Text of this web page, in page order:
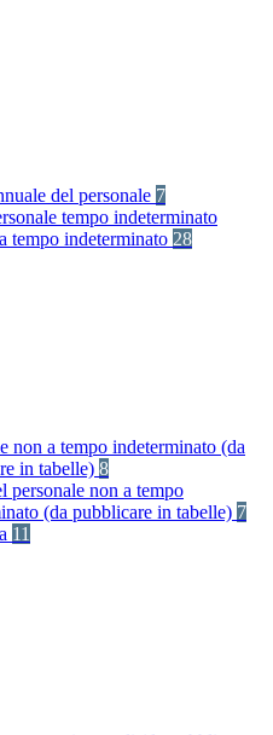
del personale 7
tempo indeterminato
tempo indeterminato 28
non a tempo indeterminato (da
in tabelle) 8
personale non a tempo
(da pubblicare in tabelle) 7
11